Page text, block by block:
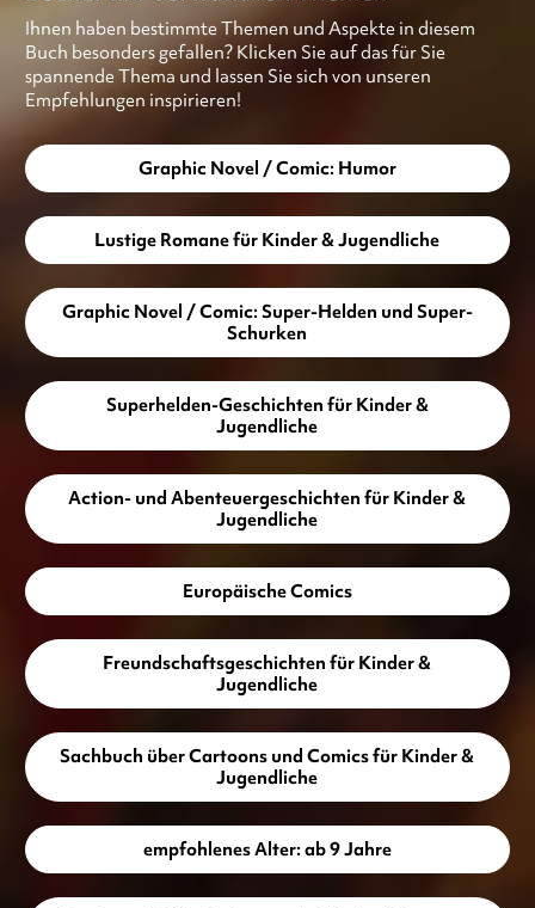
Ihnen haben bestimmte Themen und Aspekte in diesem
Buch besonders gefallen? Klicken Sie auf das für Sie
spannende Thema und lassen Sie sich von unseren
Empfehlungen inspirieren!
Graphic Novel / Comic: Humor
Lustige Romane für Kinder & Jugendliche
Graphic Novel / Comic: Super-Helden und Super-
Schurken
Superhelden-Geschichten für Kinder &
Jugendliche
Action- und Abenteuergeschichten für Kinder &
Jugendliche
Europäische Comics
Freundschaftsgeschichten für Kinder &
Jugendliche
Sachbuch über Cartoons und Comics für Kinder &
Jugendliche
empfohlenes Alter: ab 9 Jahre